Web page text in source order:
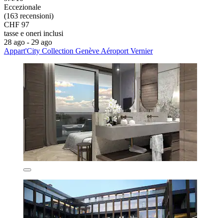
Eccezionale
(163 recensioni)
CHF 97
tasse e oneri inclusi
28 ago - 29 ago
Appart'City Collection Genève Aéroport Vernier